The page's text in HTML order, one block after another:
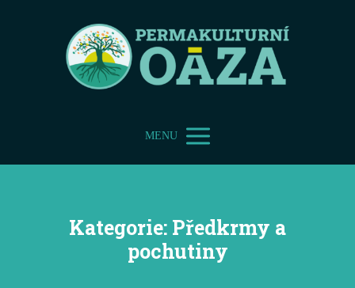
MENU
Kategorie: Předkrmy a
pochutiny